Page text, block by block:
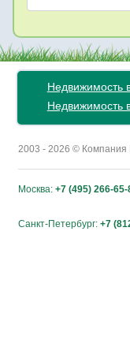
Недвижимость
Недвижимость
2003 - 2026 © Компания
Москва: +7 (495) 266-65-
Санкт-Петербург: +7